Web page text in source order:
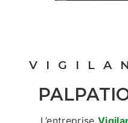
L’entreprise